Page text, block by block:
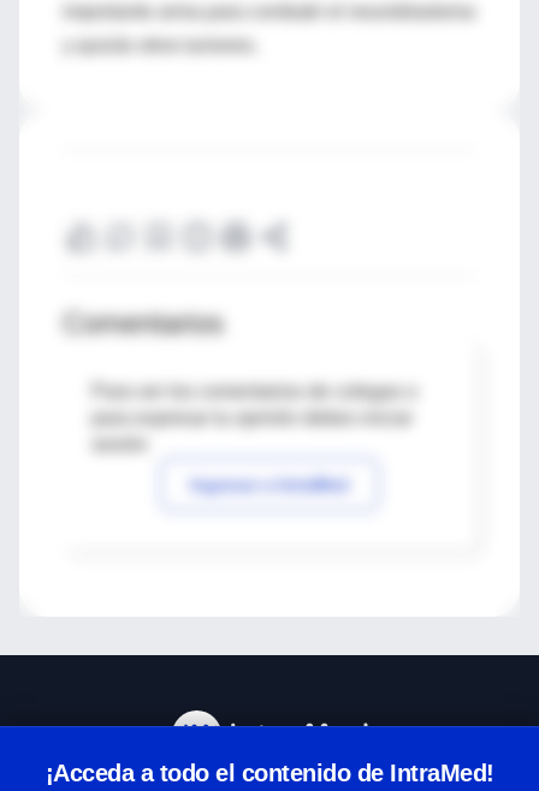
importante arma para combatir el neuroblastoma
Comentarios
Para ver los comentarios de colegas o
Ingresar a IntraMed
¡Acceda a todo el contenido de IntraMed!